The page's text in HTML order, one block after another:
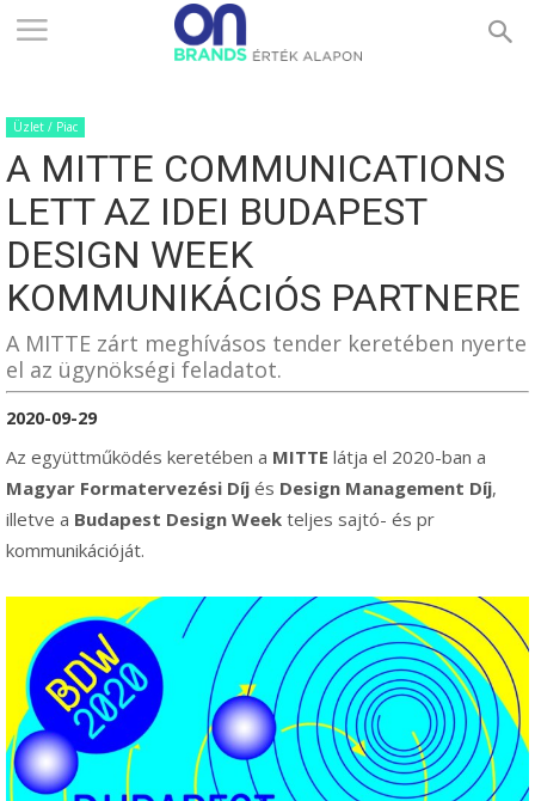
ONBRANDS
–
ÉRTÉK
ALAPON
Üzlet / Piac
A MITTE COMMUNICATIONS
LETT AZ IDEI BUDAPEST
DESIGN WEEK
KOMMUNIKÁCIÓS PARTNERE
A MITTE zárt meghívásos tender keretében nyerte
el az ügynökségi feladatot.
2020-09-29
Az együttműködés keretében a MITTE látja el 2020-ban a
Magyar Formatervezési Díj és Design Management Díj,
illetve a Budapest Design Week teljes sajtó- és pr
kommunikációját.